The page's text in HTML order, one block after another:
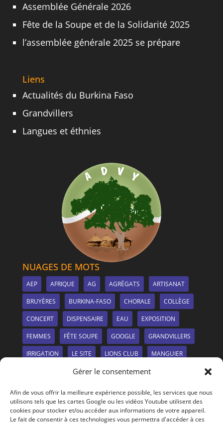
Gérer le consentement
Afin de vous offrir la meilleure expérience possible, les services que nous
utilisons tels que les cartes Google ou les vidéos Youtube utilisent des
cookies pour stocker et/ou accéder aux informations de votre appareil.
Le fait de consentir à ces technologies vous permettra d'accéder à ces
Assemblée Générale 2026
Fête de la Soupe et de la Solidarité 2025
l’assemblée générale 2025 se prépare
Liens
Actualités du Burkina Faso
Grandvillers
Langues et éthnies
NUAGES DE MOTS
AEP AFRIQUE AG AGRÉGATS ARTISANAT
BRUYÈRES BURKINA-FASO CHORALE COLLÈGE
CONCERT DISPENSAIRE EAU EXPOSITION
FEMMES FÊTE SOUPE GOOGLE GRANDVILLERS
IRRIGATION LE SITE LIONS CLUB MANGUIER
MDMS MÉTIERS-À-TISSER
NOUVEAUTÉS PANNEAUX SOLAIRES
PHOTOS PLANTATION PULNOY PÉNURIE